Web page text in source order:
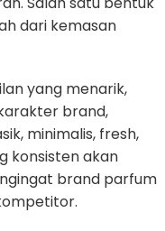
dari kemasan
yang menarik,
brand,
minimalis, fresh,
konsisten akan
brand parfum